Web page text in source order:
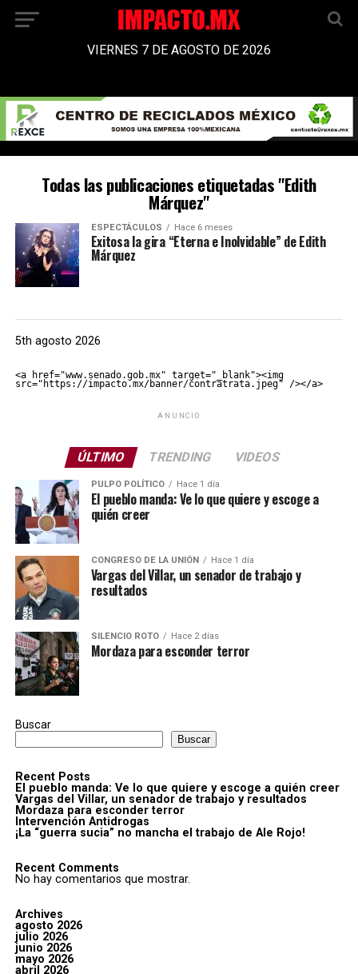
VIERNES 7 DE AGOSTO DE 2026
Todas las publicaciones etiquetadas "Edith
Márquez"
ESPECTÁCULOS Hace 6 meses
Exitosa la gira “Eterna e Inolvidable” de Edith
Márquez
5th agosto 2026
<a href="www.senado.gob.mx" target="_blank"><img
src="https://impacto.mx/banner/contratrata.jpeg" /></a>
ANUNCIO
ÚLTIMO TRENDING VIDEOS
PULPO POLÍTICO Hace 1 día
El pueblo manda: Ve lo que quiere y escoge a
quién creer
CONGRESO DE LA UNIÓN Hace 1 día
Vargas del Villar, un senador de trabajo y
resultados
SILENCIO ROTO Hace 2 días
Mordaza para esconder terror
Buscar
Buscar
Recent Posts
El pueblo manda: Ve lo que quiere y escoge a quién creer
Vargas del Villar, un senador de trabajo y resultados
Mordaza para esconder terror
Intervención Antidrogas
¡La “guerra sucia” no mancha el trabajo de Ale Rojo!
Recent Comments
No hay comentarios que mostrar.
Archives
agosto 2026
julio 2026
junio 2026
mayo 2026
abril 2026